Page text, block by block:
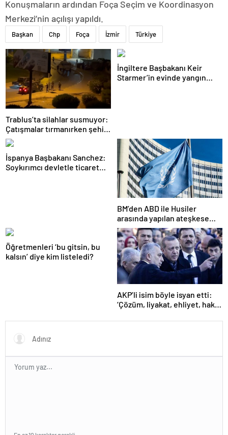
Konuşmaların ardından Foça Seçim ve Koordinasyon
Merkezi’nin açılışı yapıldı.
Başkan Chp Foça İzmir Türkiye
Trablus’ta silahlar susmuyor:
Çatışmalar tırmanırken şehir
alarmda
İngiltere Başbakanı Keir
Starmer’in evinde yangın
İspanya Başbakanı Sanchez:
Soykırımcı devletle ticaret
BM’den ABD ile Husiler
arasında yapılan ateşkese
ilişkin değerlendirme
Öğretmenleri ‘bu gitsin, bu
kalsın’ diye kim listeledi?
AKP’li isim böyle isyan etti:
‘Çözüm, liyakat, ehliyet, hak,